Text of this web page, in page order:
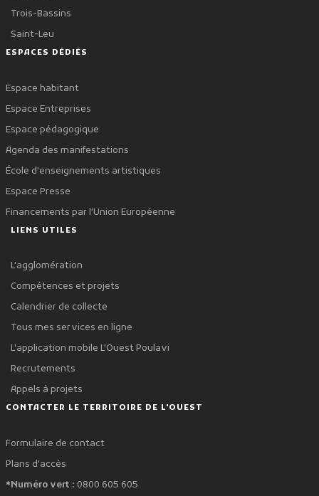
Trois-Bassins
Saint-Leu
ESPACES DÉDIÉS
Espace habitant
Espace Entreprises
Espace pédagogique
Agenda des manifestations
École d'enseignements artistiques
Espace Presse
Financements par l'Union Européenne
LIENS UTILES
L'agglomération
Compétences et projets
Calendrier de collecte
Tous mes services en ligne
L'application mobile L'Ouest Poulavi
Recrutements
Appels à projets
CONTACTER LE TERRITOIRE DE L'OUEST
Formulaire de contact
Plans d'accès
*Numéro vert : 0800 605 605